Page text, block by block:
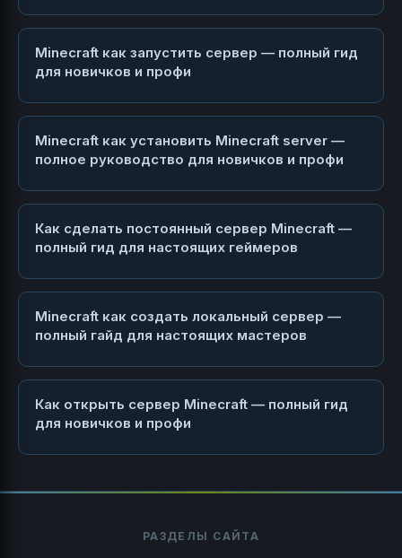
Minecraft как запустить сервер — полный гид
для новичков и профи
Minecraft как установить Minecraft server —
полное руководство для новичков и профи
Как сделать постоянный сервер Minecraft —
полный гид для настоящих геймеров
Minecraft как создать локальный сервер —
полный гайд для настоящих мастеров
Как открыть сервер Minecraft — полный гид
для новичков и профи
РАЗДЕЛЫ САЙТА